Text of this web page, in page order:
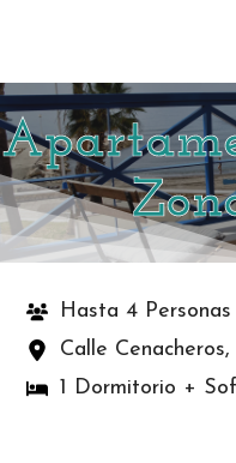
contenido
Hasta 4 Personas
Calle
1 Dormitorio +